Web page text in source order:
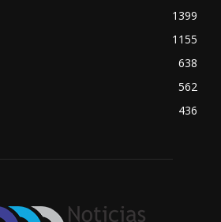
1399
1155
638
562
436